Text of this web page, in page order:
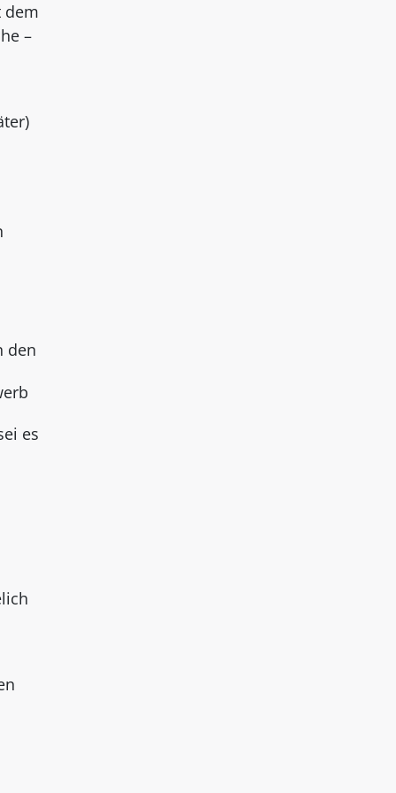
dem
–
den
es